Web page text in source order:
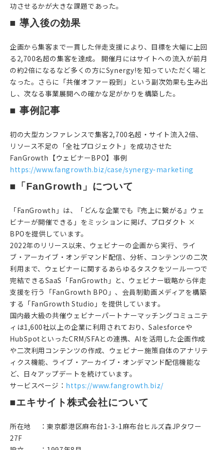
功させるかが大きな課題であった。
■ 導入後の効果
企画から集客まで一貫した伴走支援により、目標を大幅に上回
る2,700名超の集客を達成。 開催月にはサイトへの流入が前月
の約2倍になるなど多くの方にSynergy!を知っていただく場と
なった。さらに「共催オファー殺到」という副次効果も生み出
し、次なる事業展開への確かな足がかりを構築した。
■ 事例記事
初の大型カンファレンスで集客2,700名超・サイト流入2倍、
リソース不足の「全社プロジェクト」を成功させた
FanGrowth【ウェビナーBPO】事例
https://www.fangrowth.biz/case/synergy-marketing
■「FanGrowth」について
「FanGrowth」は、「どんな企業でも『売上に繋がる』ウェ
ビナーが開催できる」をミッションに掲げ、プロダクト ×
BPOを提供しています。
2022年のリリース以来、ウェビナーの企画から実行、ライ
ブ・アーカイブ・オンデマンド配信、分析、コンテンツの二次
利用まで、ウェビナーに関するあらゆるタスクをツール一つで
完結できるSaaS「FanGrowth」と、ウェビナー戦略から伴走
支援を行う「FanGrowth BPO」、会員制動画メディアを構築
する「FanGrowth Studio」を提供しています。
国内最大級の共催ウェビナーパートナーマッチングコミュニテ
ィは1,600社以上の企業に利用されており、Salesforceや
HubSpotといったCRM/SFAとの連携、AIを活用した企画作成
や二次利用コンテンツの作成、ウェビナー施策自体のアナリテ
ィクス機能、ライブ・アーカイブ・オンデマンド配信機能な
ど、日々アップデートを続けています。
サービスページ： https://www.fangrowth.biz/
■エキサイト株式会社について
所在地 ：東京都港区麻布台1-3-1麻布台ヒルズ森JPタワー
27F